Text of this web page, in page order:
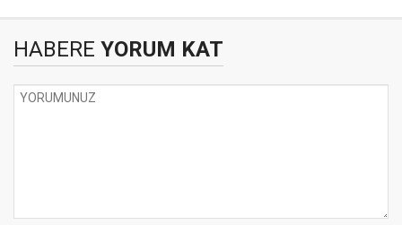
HABERE YORUM KAT